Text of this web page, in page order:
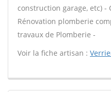
construction garage, etc)
Rénovation plomberie
travaux de Plomberie -
Voir la fiche artisan :